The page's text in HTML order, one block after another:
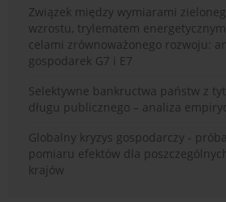
Związek między wymiarami
wzrostu, trylematem
celami zrównoważonego rozwoju:
gospodarek G7 i E7
Selektywne bankructwa państw z
długu publicznego – analiza
Globalny kryzys gospodarczy - próba
pomiaru efektów dla
krajów